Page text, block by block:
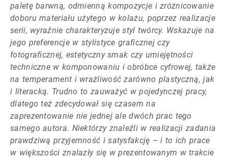
paletę barwną, odmienną kompozycje i zróżnicowanie
doboru materiału użytego w kolażu, poprzez realizacje
serii, wyraźnie charakteryzuje styl twórcy. Wskazuje na
jego preferencje w stylistyce graficznej czy
fotograficznej, estetyczny smak czy umiejętności
techniczne w komponowaniu i obróbce cyfrowej, także
na temperament i wrażliwość zarówno plastyczną, jak
i literacką. Trudno to zauważyć w pojedynczej pracy,
dlatego też zdecydował się czasem na
zaprezentowanie nie jednej ale dwóch prac tego
samego autora. Niektórzy znaleźli w realizacji zadania
prawdziwą przyjemność i satysfakcję – i to ich prace
w większości znalazły się w prezentowanym w trakcie